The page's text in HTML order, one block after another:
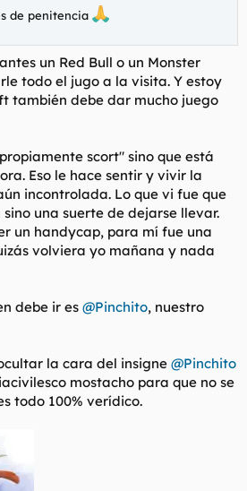
ha lugar al descanso, ambos nos
con las bocas, su estilizado
pétreas piernas se mueven
mi viperina española
lengua.
a un inimitable francés. Te sientes
alguien sin igual al ver como vive tu
me enfunda y empiezan los
y reactividad Alexandra es
la escena en mi mente sonando
que se desprende.
como su intención es establecerse
de la ciudad etc pero todo
ya me comentaba como también
calmadas invitándome
y redescubrirla y, sinceramente es
pero creo que si le va bien podrá
y en nuestra mano está
foro si bien es el tipo de dama de
de penitencia
un Red Bull o un Monster
todo el jugo a la visita. Y estoy
también debe dar mucho juego
scort" sino que está
Eso le hace sentir y vivir la
incontrolada. Lo que vi fue que
una suerte de dejarse llevar.
un handycap, para mí fue una
volviera yo mañana y nada
debe ir es @Pinchito, nuestro
la cara del insigne @Pinchito
mostacho para que no se
todo 100% verídico.